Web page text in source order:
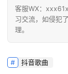
客服WX：
习交流，如侵犯
理。
抖音歌曲